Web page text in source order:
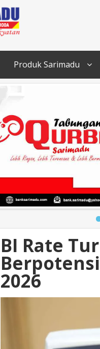
Produk Sarimadu
BI Rate
2026